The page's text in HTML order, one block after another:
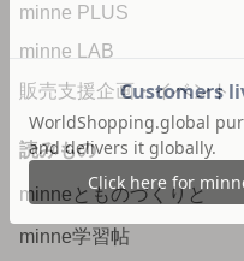
minne PLUS
minne LAB
販売支援企画・イベント
読みもの
minneとものづくりと
minne学習帖